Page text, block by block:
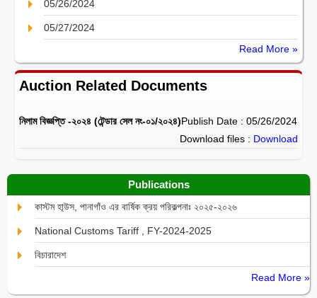
05/26/2024
05/27/2024
Read More »
Auction Related Documents
নিলাম বিজ্ঞপ্তি -২০২৪ (টেন্ডার সেল নং-০১/২০২৪)Publish Date : 05/26/2024
Download files : Download
Publications
কাস্টম হা্উস, পানাগাঁও এর বার্ষিক ক্রয় পরিকল্পনাঃ ২০২৫-২০২৬
National Customs Tariff , FY-2024-2025
বিচারাদেশ
Read More »